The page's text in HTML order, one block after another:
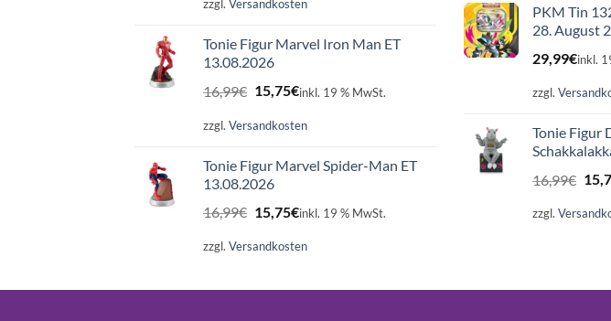
zzgl. Versandkosten
Tonie Figur Marvel Iron Man ET
13.08.2026
16,99€ Ursprünglicher
war:
15,75€Aktueller
ist:
inkl. 19 % MwSt.
zzgl. Versandkosten
Tonie Figur Marvel Spider-Man ET
13.08.2026
16,99€ Ursprünglicher
Preis
war:
15,75€Aktueller
ist:
inkl. 19 % MwSt.
zzgl. Versandkosten
PKM Tin
28. August
29,99€inkl.
zzgl.
Tonie Figur
16,99€
war:
zzgl.